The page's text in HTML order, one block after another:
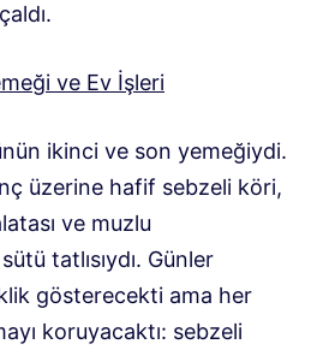
ve Ev İşleri
ikinci ve son yemeğiydi.
üzerine hafif sebzeli köri,
ve muzlu
tatlısıydı. Günler
gösterecekti ama her
koruyacaktı: sebzeli